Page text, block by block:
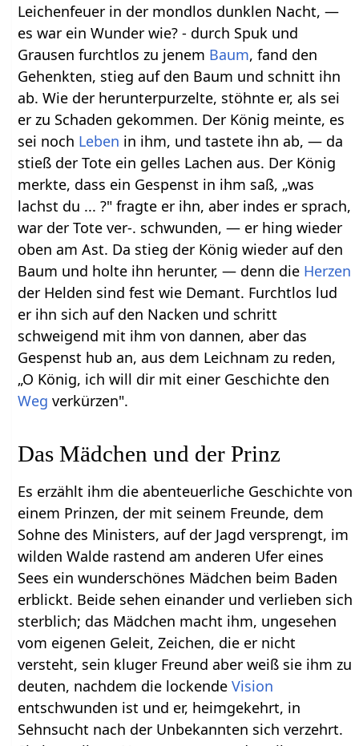
Leichenfeuer in der mondlos dunklen Nacht, —
es war ein Wunder wie? - durch Spuk und
Grausen furchtlos zu jenem Baum, fand den
Gehenkten, stieg auf den Baum und schnitt ihn
ab. Wie der herunterpurzelte, stöhnte er, als sei
er zu Schaden gekommen. Der König meinte, es
sei noch Leben in ihm, und tastete ihn ab, — da
stieß der Tote ein gelles Lachen aus. Der König
merkte, dass ein Gespenst in ihm saß, „was
lachst du ... ?" fragte er ihn, aber indes er sprach,
war der Tote ver-. schwunden, — er hing wieder
oben am Ast. Da stieg der König wieder auf den
Baum und holte ihn herunter, — denn die Herzen
der Helden sind fest wie Demant. Furchtlos lud
er ihn sich auf den Nacken und schritt
schweigend mit ihm von dannen, aber das
Gespenst hub an, aus dem Leichnam zu reden,
„O König, ich will dir mit einer Geschichte den
Weg verkürzen".
Das Mädchen und der Prinz
Es erzählt ihm die abenteuerliche Geschichte von
einem Prinzen, der mit seinem Freunde, dem
Sohne des Ministers, auf der Jagd versprengt, im
wilden Walde rastend am anderen Ufer eines
Sees ein wunderschönes Mädchen beim Baden
erblickt. Beide sehen einander und verlieben sich
sterblich; das Mädchen macht ihm, ungesehen
vom eigenen Geleit, Zeichen, die er nicht
versteht, sein kluger Freund aber weiß sie ihm zu
deuten, nachdem die lockendeVision
entschwunden ist und er, heimgekehrt, in
Sehnsucht nach der Unbekannten sich verzehrt.